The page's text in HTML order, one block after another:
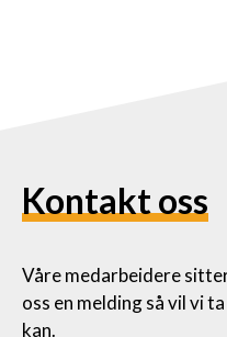
Kontakt oss
Våre medarbeidere
oss en melding så vil vi
kan.